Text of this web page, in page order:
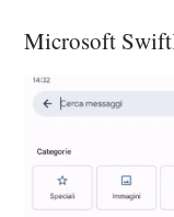
Microsoft